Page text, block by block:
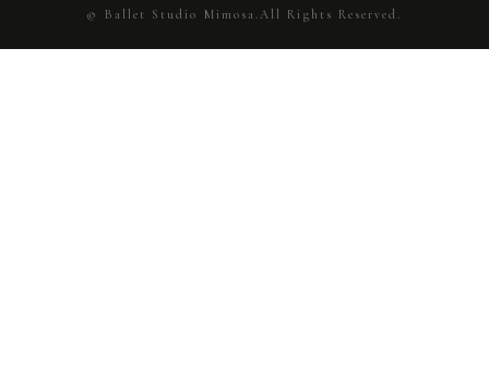
© Ballet Studio Mimosa.All Rights Reserved.